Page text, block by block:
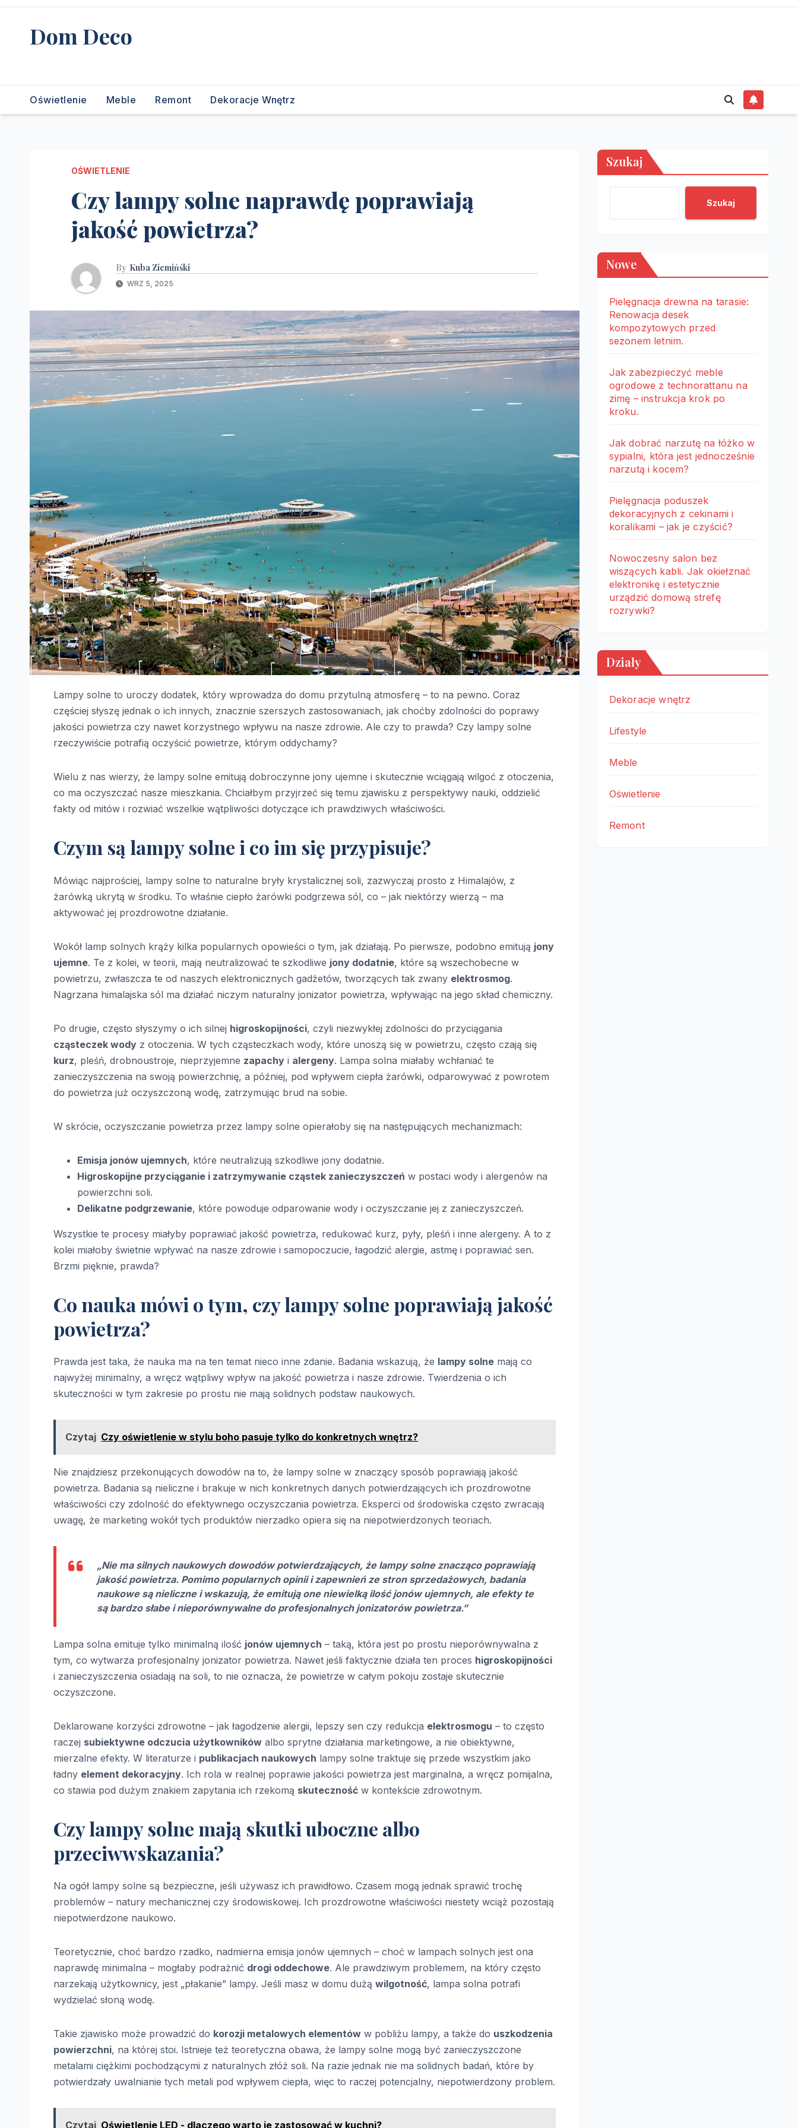
Skip
contentDom Deco
Oświetlenie Meble Remont Dekoracje Wnętrz
OŚWIETLENIE
Czy lampy solne naprawdę poprawiają
jakość powietrza?
By Kuba Ziemińśki
WRZ 5, 2025
Lampy solne to uroczy dodatek, który wprowadza do domu przytulną atmosferę – to na pewno. Coraz
częściej słyszę jednak o ich innych, znacznie szerszych zastosowaniach, jak choćby zdolności do poprawy
jakości powietrza czy nawet korzystnego wpływu na nasze zdrowie. Ale czy to prawda? Czy lampy solne
rzeczywiście potrafią oczyścić powietrze, którym oddychamy?
Wielu z nas wierzy, że lampy solne emitują dobroczynne jony ujemne i skutecznie wciągają wilgoć z otoczenia,
co ma oczyszczać nasze mieszkania. Chciałbym przyjrzeć się temu zjawisku z perspektywy nauki, oddzielić
fakty od mitów i rozwiać wszelkie wątpliwości dotyczące ich prawdziwych właściwości.
Czym są lampy solne i co im się przypisuje?
Mówiąc najprościej, lampy solne to naturalne bryły krystalicznej soli, zazwyczaj prosto z Himalajów, z
żarówką ukrytą w środku. To właśnie ciepło żarówki podgrzewa sól, co – jak niektórzy wierzą – ma
aktywować jej prozdrowotne działanie.
Wokół lamp solnych krąży kilka popularnych opowieści o tym, jak działają. Po pierwsze, podobno emitują jony
ujemne. Te z kolei, w teorii, mają neutralizować te szkodliwe jony dodatnie, które są wszechobecne w
powietrzu, zwłaszcza te od naszych elektronicznych gadżetów, tworzących tak zwany elektrosmog.
Nagrzana himalajska sól ma działać niczym naturalny jonizator powietrza, wpływając na jego skład chemiczny.
Po drugie, często słyszymy o ich silnej higroskopijności, czyli niezwykłej zdolności do przyciągania
cząsteczek wody z otoczenia. W tych cząsteczkach wody, które unoszą się w powietrzu, często czają się
kurz, pleśń, drobnoustroje, nieprzyjemne zapachy i alergeny. Lampa solna miałaby wchłaniać te
zanieczyszczenia na swoją powierzchnię, a później, pod wpływem ciepła żarówki, odparowywać z powrotem
do powietrza już oczyszczoną wodę, zatrzymując brud na sobie.
W skrócie, oczyszczanie powietrza przez lampy solne opierałoby się na następujących mechanizmach:
Emisja jonów ujemnych, które neutralizują szkodliwe jony dodatnie.
Higroskopijne przyciąganie i zatrzymywanie cząstek zanieczyszczeń w postaci wody i alergenów na
powierzchni soli.
Delikatne podgrzewanie, które powoduje odparowanie wody i oczyszczanie jej z zanieczyszczeń.
Wszystkie te procesy miałyby poprawiać jakość powietrza, redukować kurz, pyły, pleśń i inne alergeny. A to z
kolei miałoby świetnie wpływać na nasze zdrowie i samopoczucie, łagodzić alergie, astmę i poprawiać sen.
Brzmi pięknie, prawda?
Co nauka mówi o tym, czy lampy solne poprawiają jakość
powietrza?
Prawda jest taka, że nauka ma na ten temat nieco inne zdanie. Badania wskazują, że lampy solne mają co
najwyżej minimalny, a wręcz wątpliwy wpływ na jakość powietrza i nasze zdrowie. Twierdzenia o ich
skuteczności w tym zakresie po prostu nie mają solidnych podstaw naukowych.
Czytaj Czy oświetlenie w stylu boho pasuje tylko do konkretnych wnętrz?
Nie znajdziesz przekonujących dowodów na to, że lampy solne w znaczący sposób poprawiają jakość
powietrza. Badania są nieliczne i brakuje w nich konkretnych danych potwierdzających ich prozdrowotne
właściwości czy zdolność do efektywnego oczyszczania powietrza. Eksperci od środowiska często zwracają
uwagę, że marketing wokół tych produktów nierzadko opiera się na niepotwierdzonych teoriach.
„Nie ma silnych naukowych dowodów potwierdzających, że lampy solne znacząco poprawiają
jakość powietrza. Pomimo popularnych opinii i zapewnień ze stron sprzedażowych, badania
naukowe są nieliczne i wskazują, że emitują one niewielką ilość jonów ujemnych, ale efekty te
są bardzo słabe i nieporównywalne do profesjonalnych jonizatorów powietrza.”
Lampa solna emituje tylko minimalną ilość jonów ujemnych – taką, która jest po prostu nieporównywalna z
tym, co wytwarza profesjonalny jonizator powietrza. Nawet jeśli faktycznie działa ten proces higroskopijności
i zanieczyszczenia osiadają na soli, to nie oznacza, że powietrze w całym pokoju zostaje skutecznie
oczyszczone.
Deklarowane korzyści zdrowotne – jak łagodzenie alergii, lepszy sen czy redukcja elektrosmogu – to często
raczej subiektywne odczucia użytkowników albo sprytne działania marketingowe, a nie obiektywne,
mierzalne efekty. W literaturze i publikacjach naukowych lampy solne traktuje się przede wszystkim jako
ładny element dekoracyjny. Ich rola w realnej poprawie jakości powietrza jest marginalna, a wręcz pomijalna,
co stawia pod dużym znakiem zapytania ich rzekomą skuteczność w kontekście zdrowotnym.
Czy lampy solne mają skutki uboczne albo
przeciwwskazania?
Na ogół lampy solne są bezpieczne, jeśli używasz ich prawidłowo. Czasem mogą jednak sprawić trochę
problemów – natury mechanicznej czy środowiskowej. Ich prozdrowotne właściwości niestety wciąż pozostają
niepotwierdzone naukowo.
Teoretycznie, choć bardzo rzadko, nadmierna emisja jonów ujemnych – choć w lampach solnych jest ona
naprawdę minimalna – mogłaby podrażnić drogi oddechowe. Ale prawdziwym problemem, na który często
narzekają użytkownicy, jest „płakanie” lampy. Jeśli masz w domu dużą wilgotność, lampa solna potrafi
wydzielać słoną wodę.
Takie zjawisko może prowadzić do korozji metalowych elementów w pobliżu lampy, a także do uszkodzenia
powierzchni, na której stoi. Istnieje też teoretyczna obawa, że lampy solne mogą być zanieczyszczone
metalami ciężkimi pochodzącymi z naturalnych złóż soli. Na razie jednak nie ma solidnych badań, które by
potwierdzały uwalnianie tych metali pod wpływem ciepła, więc to raczej potencjalny, niepotwierdzony problem.
Czytaj Oświetlenie LED - dlaczego warto je zastosować w kuchni?
Szukaj
Szukaj
Nowe
Pielęgnacja drewna na tarasie:
Renowacja desek
kompozytowych przed
sezonem letnim.
Jak zabezpieczyć meble
ogrodowe z technorattanu na
zimę – instrukcja krok po
kroku.
Jak dobrać narzutę na łóżko w
sypialni, która jest jednocześnie
narzutą i kocem?
Pielęgnacja poduszek
dekoracyjnych z cekinami i
koralikami – jak je czyścić?
Nowoczesny salon bez
wiszących kabli. Jak okiełznać
elektronikę i estetycznie
urządzić domową strefę
rozrywki?
Działy
Dekoracje wnętrz
Lifestyle
Meble
Oświetlenie
Remont